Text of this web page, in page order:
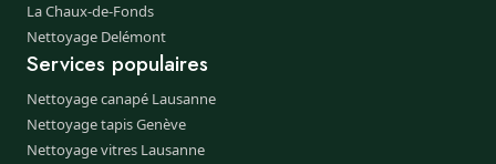
La Chaux-de-Fonds
Nettoyage Delémont
Services populaires
Nettoyage canapé Lausanne
Nettoyage tapis Genève
Nettoyage vitres Lausanne